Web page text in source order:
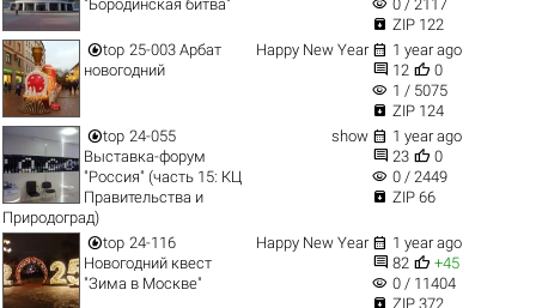
"Бородинская битва" visibility 0 / 2117
 ZIP 122
top 25-003 Арбат
новогодний
Happy New Year  1 year ago
 12  0
visibility 1 / 5075
 ZIP 124
top 24-055
Выставка-форум
"Россия" (часть 15: КЦ
Правительства и
Природоград)
show  1 year ago
 23  0
visibility 0 / 2449
 ZIP 66
top 24-116
Новогодний квест
"Зима в Москве"
Happy New Year  1 year ago
 82  +45
visibility 0 / 11404
 ZIP 372